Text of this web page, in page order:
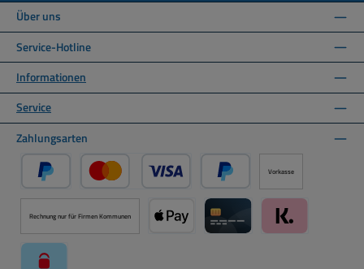
Über uns
Service-Hotline
Informationen
Service
Zahlungsarten
PayPal Kredit- oder Debitkarte über PayPal
Später Bezahlen über PayPal
Vorkasse
Rechnung nur für Firmen Kommunen